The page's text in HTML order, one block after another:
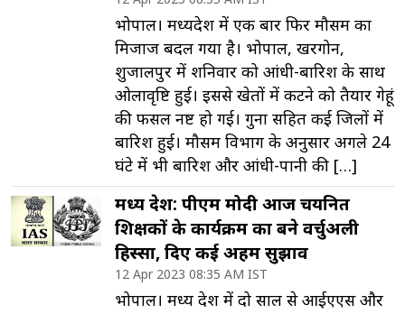
भोपाल। मध्यप्रदेश में एक बार फिर मौसम का
मिजाज बदल गया है। भोपाल, खरगोन,
शुजालपुर में शनिवार को आंधी-बारिश के साथ
ओलावृष्टि हुई। इससे खेतों में कटने को तैयार गेहूं
की फसल नष्ट हो गई। गुना सहित कई जिलों में
बारिश हुई। मौसम विभाग के अनुसार अगले 24
घंटे में भी बारिश और आंधी-पानी की […]
मध्य प्रदेश: पीएम मोदी आज चयनित
शिक्षकों के कार्यक्रम का बने वर्चुअली
हिस्सा, दिए कई अहम सुझाव
12 Apr 2023 08:35 AM IST
भोपाल। मध्य प्रदेश में दो साल से आईएएस और